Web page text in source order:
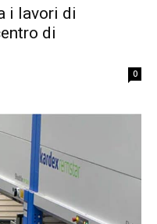
i lavori di
di
0